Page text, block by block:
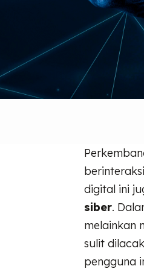
digital ini
siber.
melainkan
sulit
pengguna